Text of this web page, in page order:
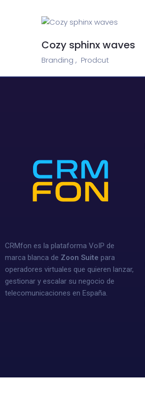
Cozy sphinx waves
Branding , Prodcut
CRMfon es la plataforma VoIP de
marca blanca de Zoon Suite para
operadores virtuales que quieren lanzar,
gestionar y escalar su negocio de
telecomunicaciones en España.